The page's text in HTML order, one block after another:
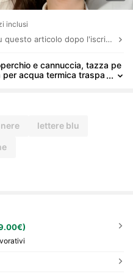
inclusi
questo articolo dopo l'iscrizione.
e cannuccia, tazza pe
acqua termica traspa
a casa e al caffè, reg
lettere blu